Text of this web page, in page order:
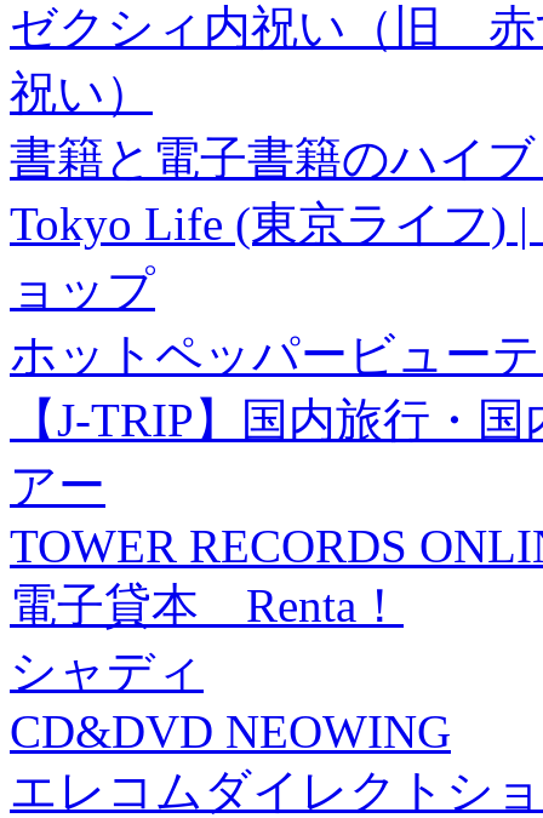
ゼクシィ内祝い（旧 赤
祝い）
書籍と電子書籍のハイ
Tokyo Life (東京ライフ)
ョップ
ホットペッパービュー
【J-TRIP】国内旅行・
アー
TOWER RECORDS
電子貸本 Renta！
シャディ
CD&DVD NEOWING
エレコムダイレクトシ